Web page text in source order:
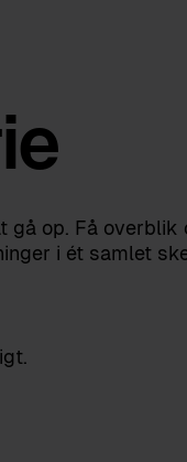
gå op. Få overblik
i ét samlet